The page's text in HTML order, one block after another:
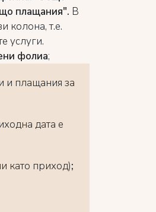
плащания". В
колона, т.е.
услуги.
фолиа;
и плащания за
дата е
като приход);